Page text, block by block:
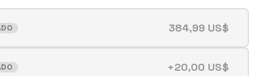
384,99 US$
+20,00 US$